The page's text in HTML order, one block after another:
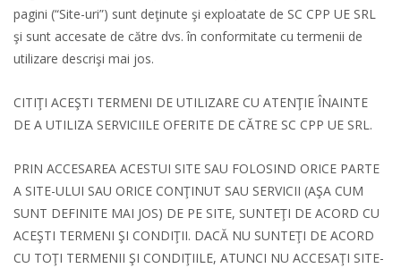
pagini (“Site-uri”) sunt deţinute şi exploatate de SC CPP UE SRL
şi sunt accesate de către dvs. în conformitate cu termenii de
utilizare descrişi mai jos.
CITIŢI ACEŞTI TERMENI DE UTILIZARE CU ATENŢIE ÎNAINTE
DE A UTILIZA SERVICIILE OFERITE DE CĂTRE SC CPP UE SRL.
PRIN ACCESAREA ACESTUI SITE SAU FOLOSIND ORICE PARTE
A SITE-ULUI SAU ORICE CONŢINUT SAU SERVICII (AŞA CUM
SUNT DEFINITE MAI JOS) DE PE SITE, SUNTEŢI DE ACORD CU
ACEŞTI TERMENI ŞI CONDIŢII. DACĂ NU SUNTEŢI DE ACORD
CU TOŢI TERMENII ŞI CONDIŢIILE, ATUNCI NU ACCESAŢI SITE-